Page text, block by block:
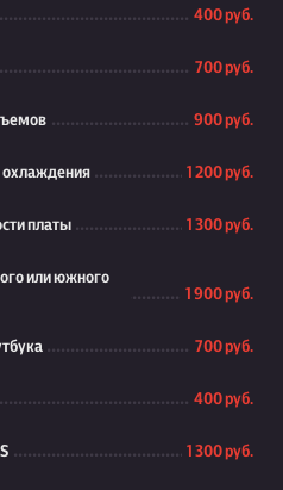
400 руб.
700 руб.
900 руб.
охлаждения 1 200 руб.
платы 1 300 руб.
или южного
1 900 руб.
700 руб.
400 руб.
1 300 руб.